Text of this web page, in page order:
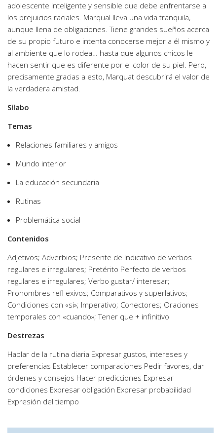
adolescente inteligente y sensible que debe enfrentarse a
los prejuicios raciales. Marqual lleva una vida tranquila,
aunque llena de obligaciones. Tiene grandes sueños acerca
de su propio futuro e intenta conocerse mejor a él mismo y
al ambiente que lo rodea… hasta que algunos chicos le
hacen sentir que es diferente por el color de su piel. Pero,
precisamente gracias a esto, Marquat descubrirá el valor de
la verdadera amistad.
Sílabo
Temas
Relaciones familiares y amigos
Mundo interior
La educación secundaria
Rutinas
Problemática social
Contenidos
Adjetivos; Adverbios; Presente de Indicativo de verbos
regulares e irregulares; Pretérito Perfecto de verbos
regulares e irregulares; Verbo gustar/ interesar;
Pronombres refl exivos; Comparativos y superlativos;
Condiciones con «si»; Imperativo; Conectores; Oraciones
temporales con «cuando»; Tener que + infinitivo
Destrezas
Hablar de la rutina diaria Expresar gustos, intereses y
preferencias Establecer comparaciones Pedir favores, dar
órdenes y consejos Hacer predicciones Expresar
condiciones Expresar obligación Expresar probabilidad
Expresión del tiempo